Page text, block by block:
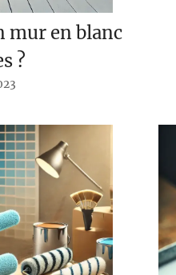
mur en blanc
?